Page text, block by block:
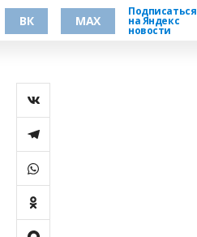
ВК MAX
Подписаться
на Яндекс
новости